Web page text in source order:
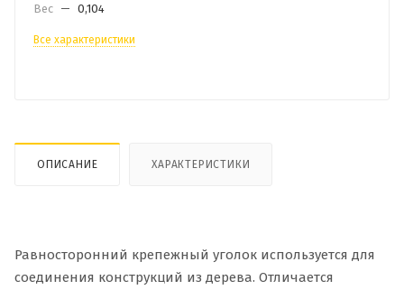
Вес — 0,104
Все характеристики
ОПИСАНИЕ ХАРАКТЕРИСТИКИ
Равносторонний крепежный уголок используется для
соединения конструкций из дерева. Отличается